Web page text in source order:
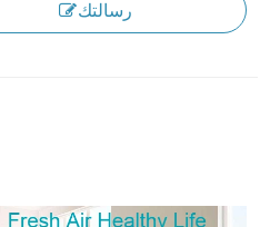
رسالتك